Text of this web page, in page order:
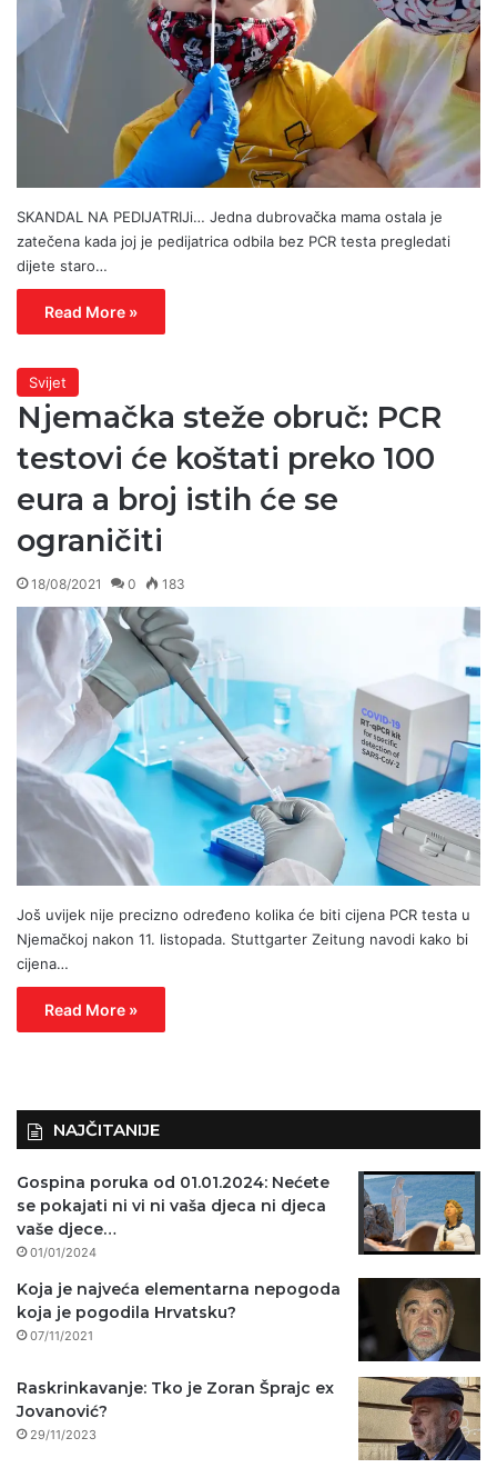
SKANDAL NA PEDIJATRIJi… Jedna dubrovačka mama ostala je
zatečena kada joj je pedijatrica odbila bez PCR testa pregledati
dijete staro…
Read More »
Svijet
Njemačka steže obruč: PCR
testovi će koštati preko 100
eura a broj istih će se
ograničiti
18/08/2021 0 183
Još uvijek nije precizno određeno kolika će biti cijena PCR testa u
Njemačkoj nakon 11. listopada. Stuttgarter Zeitung navodi kako bi
cijena…
Read More »
NAJČITANIJE
Gospina poruka od 01.01.2024: Nećete
se pokajati ni vi ni vaša djeca ni djeca
vaše djece…
01/01/2024
Koja je najveća elementarna nepogoda
koja je pogodila Hrvatsku?
07/11/2021
Raskrinkavanje: Tko je Zoran Šprajc ex
Jovanović?
29/11/2023